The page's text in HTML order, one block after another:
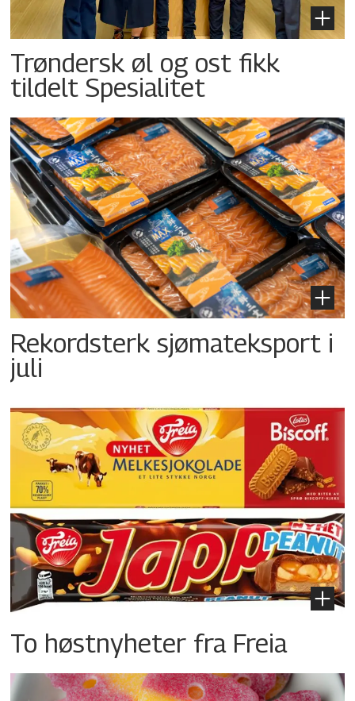
Trøndersk øl og ost fikk
tildelt Spesialitet
Rekordsterk sjømateksport i
juli
To høstnyheter fra Freia